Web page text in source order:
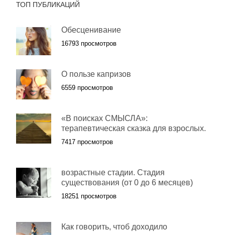
ТОП ПУБЛИКАЦИЙ
Обесценивание
16793 просмотров
О пользе капризов
6559 просмотров
«В поисках СМЫСЛА»:
терапевтическая сказка для взрослых.
7417 просмотров
возрастные стадии. Стадия
существования (от 0 до 6 месяцев)
18251 просмотров
Как говорить, чтоб доходило